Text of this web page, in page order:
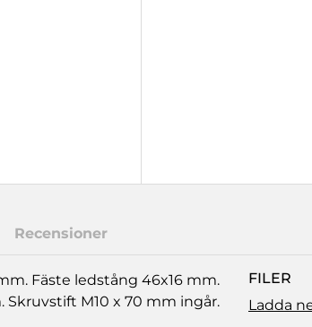
Recensioner
Fäste ledstång 46x16 mm.
M10 x 70 mm ingår.
FILER
Ladda